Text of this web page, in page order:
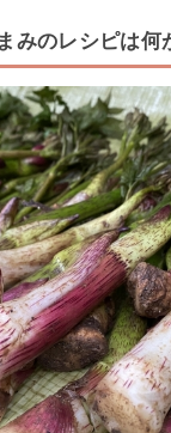
みのレシピは何